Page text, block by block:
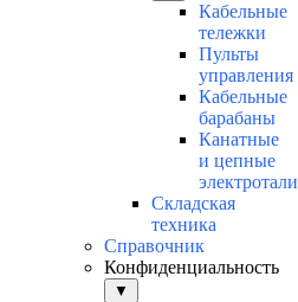
Кабельные
тележки
Пульты
управления
Кабельные
барабаны
Канатные
и цепные
электротали
Складская
техника
Справочник
Конфиденциальность
▼